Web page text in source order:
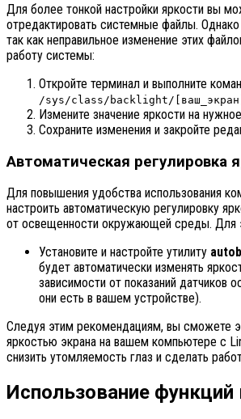
Для более тонкой настройки яркости вы
отредактировать системные файлы.
так как неправильное изменение этих
работу системы:
Откройте терминал и выполните
/sys/class/backlight/
Измените значение яркости на
Сохраните изменения и закройте
Автоматическая регулировка
Для повышения удобства использования
настроить автоматическую регулировку
от освещенности окружающей среды. Для
Установите и настройте утилиту
будет автоматически изменять
зависимости от показаний датчиков
они есть в вашем устройстве).
Следуя этим рекомендациям, вы сможете
яркостью экрана на вашем компьютере с
снизить утомляемость глаз и сделать
Использование функций